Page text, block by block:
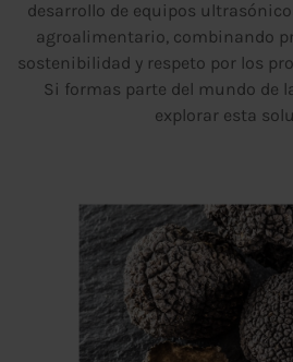
desarrollo de equipos
agroalimentario, combinando
sostenibilidad y respeto por los
Si formas parte del mundo de
explorar esta